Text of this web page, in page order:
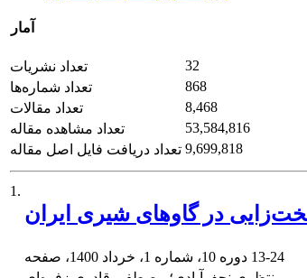
آمار
تعداد نشریات
32
تعداد شماره‌ها
868
تعداد مقالات
8,468
تعداد مشاهده مقاله
53,584,816
تعداد دریافت فایل اصل مقاله 9,699,818
1.
در گاوهای شیری ایران
13-24